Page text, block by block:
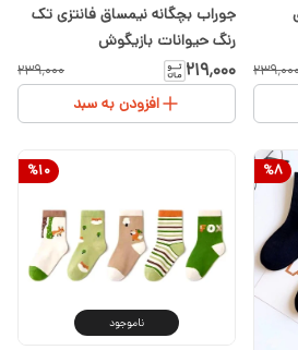
جوراب بچگانه نیمساق فانتزی تک
رنگ حیوانات بازیگوش
۲۱۹٬۰۰۰ ۲۳۹٬۰۰۰
افزودن به سبد
%8
%10
ناموجود